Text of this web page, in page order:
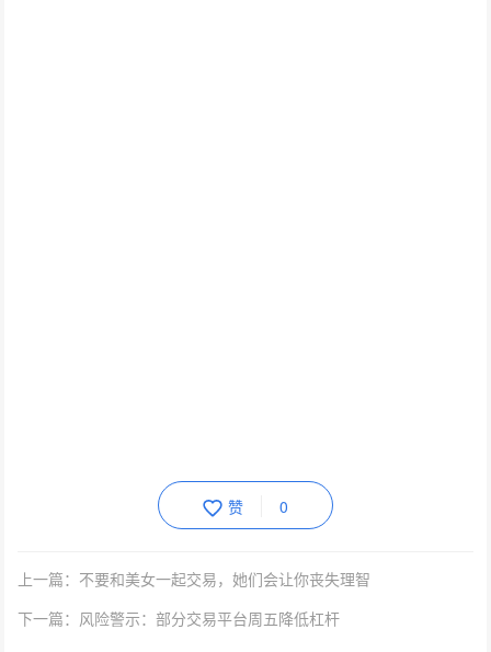
赞 0
上一篇：不要和美女一起交易，她们会让你丧失理智
下一篇：风险警示：部分交易平台周五降低杠杆